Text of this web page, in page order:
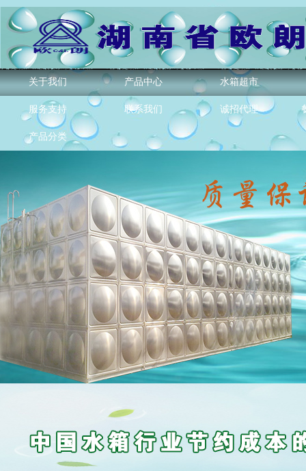
关于我们 产品中心 水箱超市
服务支持 联系我们 诚招代理
产品分类